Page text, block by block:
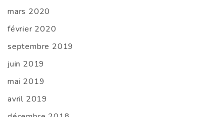
mars 2020
février 2020
septembre 2019
juin 2019
mai 2019
avril 2019